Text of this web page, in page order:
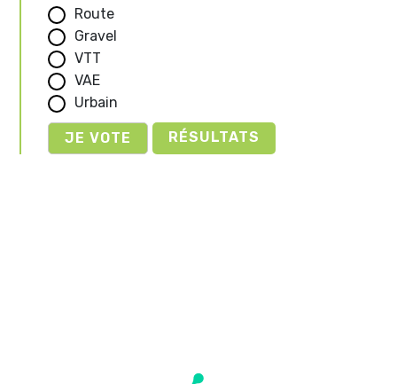
Route
Gravel
VTT
VAE
Urbain
RÉSULTATS